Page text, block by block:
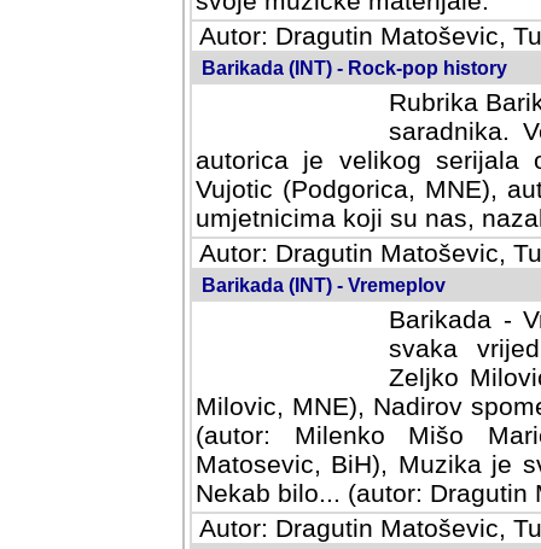
Autor: Dragutin Matoševic,
Barikada (INT) - Rock-pop history
Rubrika
saradnika.
autorica je velikog serijala
Vujotic (Podgorica, MNE),
umjetnicima koji su nas,
Autor: Dragutin Matoševic,
Barikada (INT) - Vremeplov
Barikada -
svaka
Milovic,
MNE), Nadirov spomenar
Milenko Mišo Maric, UK),
Muzika je svirala (autor:
(autor: Dragutin Matosevic,
Autor: Dragutin Matoševic,